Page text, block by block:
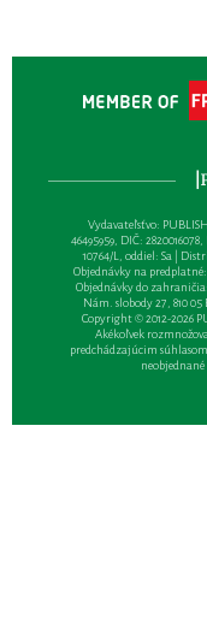
Vydavateľsťvo:
46495959, DIČ:
10764/L, oddiel: Sa |
Objednávky na
Objednávky do
Nám. slobody 27, 810
Copyright © 2012-2026
Akékoľvek
predchádzajúcim